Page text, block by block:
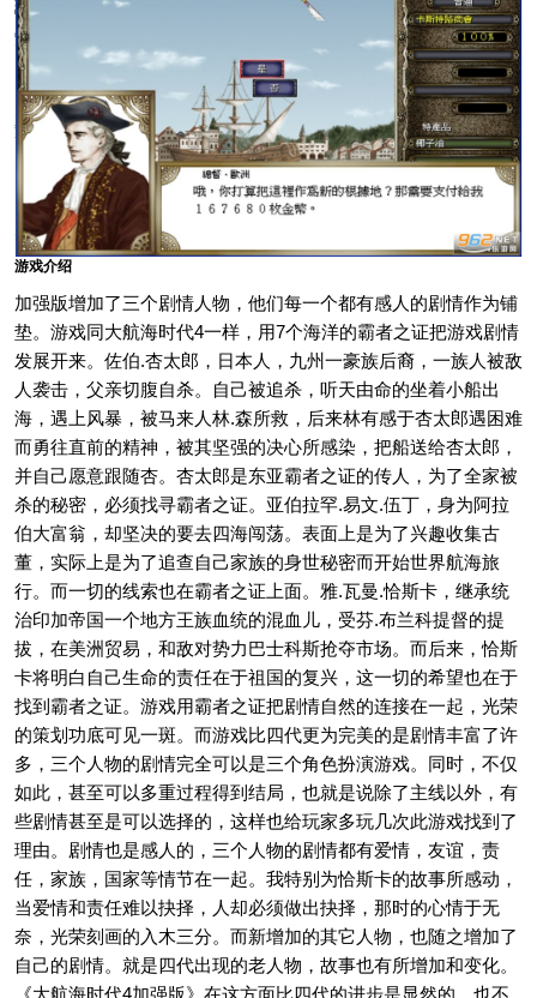
游戏介绍
加强版增加了三个剧情人物，他们每一个都有感人的剧情作为铺
垫。游戏同大航海时代4一样，用7个海洋的霸者之证把游戏剧情
发展开来。佐伯.杏太郎，日本人，九州一豪族后裔，一族人被敌
人袭击，父亲切腹自杀。自己被追杀，听天由命的坐着小船出
海，遇上风暴，被马来人林.森所救，后来林有感于杏太郎遇困难
而勇往直前的精神，被其坚强的决心所感染，把船送给杏太郎，
并自己愿意跟随杏。杏太郎是东亚霸者之证的传人，为了全家被
杀的秘密，必须找寻霸者之证。亚伯拉罕.易文.伍丁，身为阿拉
伯大富翁，却坚决的要去四海闯荡。表面上是为了兴趣收集古
董，实际上是为了追查自己家族的身世秘密而开始世界航海旅
行。而一切的线索也在霸者之证上面。雅.瓦曼.恰斯卡，继承统
治印加帝国一个地方王族血统的混血儿，受芬.布兰科提督的提
拔，在美洲贸易，和敌对势力巴士科斯抢夺市场。而后来，恰斯
卡将明白自己生命的责任在于祖国的复兴，这一切的希望也在于
找到霸者之证。游戏用霸者之证把剧情自然的连接在一起，光荣
的策划功底可见一斑。而游戏比四代更为完美的是剧情丰富了许
多，三个人物的剧情完全可以是三个角色扮演游戏。同时，不仅
如此，甚至可以多重过程得到结局，也就是说除了主线以外，有
些剧情甚至是可以选择的，这样也给玩家多玩几次此游戏找到了
理由。剧情也是感人的，三个人物的剧情都有爱情，友谊，责
任，家族，国家等情节在一起。我特别为恰斯卡的故事所感动，
当爱情和责任难以抉择，人却必须做出抉择，那时的心情于无
奈，光荣刻画的入木三分。而新增加的其它人物，也随之增加了
自己的剧情。就是四代出现的老人物，故事也有所增加和变化。
《大航海时代4加强版》在这方面比四代的进步是显然的，也不